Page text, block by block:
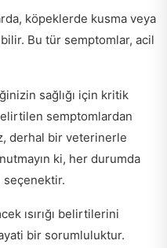
köpeklerde kusma veya
Bu tür semptomlar, acil
sağlığı için kritik
semptomlardan
derhal bir veterinerle
ki, her durumda
seçenektir.
ısırığı belirtilerini
bir sorumluluktur.